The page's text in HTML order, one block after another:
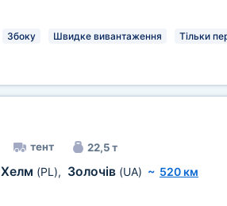
Збоку Швидке вивантаження Тільки
тент 22,5 т
Хелм (PL), Золочів (UA) ~ 520 км